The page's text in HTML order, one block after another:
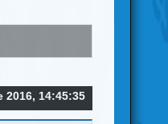
2016, 14:45:35